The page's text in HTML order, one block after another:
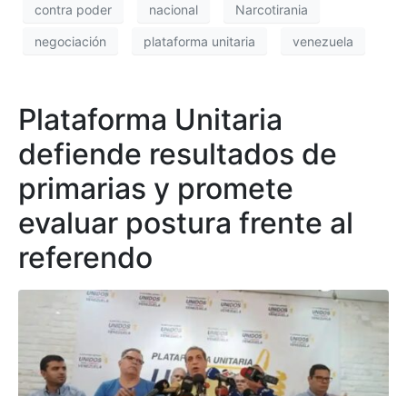
contra poder nacional Narcotirania
negociación plataforma unitaria venezuela
Plataforma Unitaria
defiende resultados de
primarias y promete
evaluar postura frente al
referendo